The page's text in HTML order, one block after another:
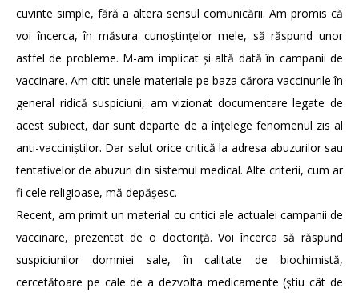
cuvinte simple, fără a altera sensul comunicării. Am promis că
voi încerca, în măsura cunoștințelor mele, să răspund unor
astfel de probleme. M-am implicat și altă dată în campanii de
vaccinare. Am citit unele materiale pe baza cărora vaccinurile în
general ridică suspiciuni, am vizionat documentare legate de
acest subiect, dar sunt departe de a înțelege fenomenul zis al
anti-vacciniștilor. Dar salut orice critică la adresa abuzurilor sau
tentativelor de abuzuri din sistemul medical. Alte criterii, cum ar
fi cele religioase, mă depășesc.
Recent, am primit un material cu critici ale actualei campanii de
vaccinare, prezentat de o doctoriță. Voi încerca să răspund
suspiciunilor domniei sale, în calitate de biochimistă,
cercetătoare pe cale de a dezvolta medicamente (știu cât de